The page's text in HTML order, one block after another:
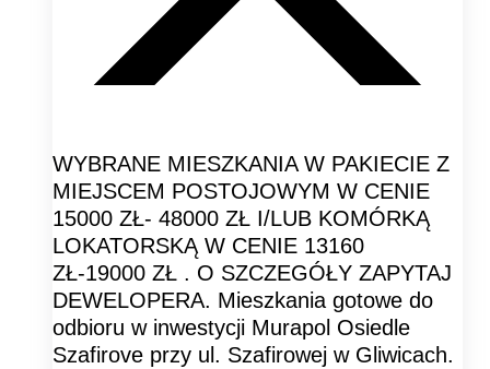
WYBRANE MIESZKANIA W PAKIECIE Z
MIEJSCEM POSTOJOWYM W CENIE
15000 ZŁ- 48000 ZŁ I/LUB KOMÓRKĄ
LOKATORSKĄ W CENIE 13160
ZŁ-19000 ZŁ . O SZCZEGÓŁY ZAPYTAJ
DEWELOPERA. Mieszkania gotowe do
odbioru w inwestycji Murapol Osiedle
Szafirove przy ul. Szafirowej w Gliwicach.